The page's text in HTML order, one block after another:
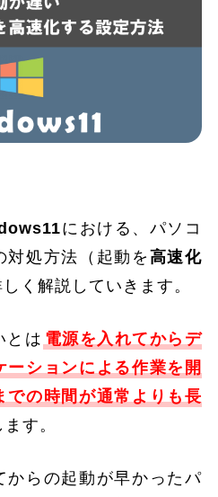
における、パソコ
対処方法（起動を高速化
く解説していきます。
とは 電源を入れてからデ
ーションによる作業を開
での時間が通常よりも長
す。
からの起動が早かったパ